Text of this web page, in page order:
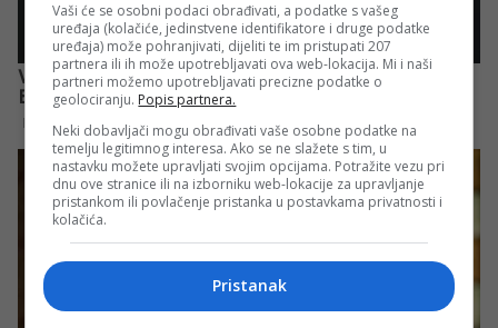
Vaši će se osobni podaci obrađivati, a podatke s vašeg
uređaja (kolačiće, jedinstvene identifikatore i druge podatke
uređaja) može pohranjivati, dijeliti te im pristupati 207
partnera ili ih može upotrebljavati ova web-lokacija. Mi i naši
partneri možemo upotrebljavati precizne podatke o
geolociranju. Popis partnera.
Neki dobavljači mogu obrađivati vaše osobne podatke na
temelju legitimnog interesa. Ako se ne slažete s tim, u
nastavku možete upravljati svojim opcijama. Potražite vezu pri
dnu ove stranice ili na izborniku web-lokacije za upravljanje
pristankom ili povlačenje pristanka u postavkama privatnosti i
kolačića.
Pristanak